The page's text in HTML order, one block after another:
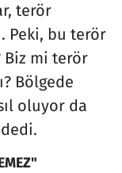
terör
Peki, bu terör
Biz mi terör
Bölgede
oluyor da